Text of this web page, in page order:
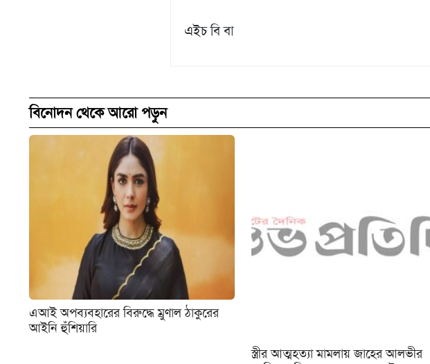
এইচ বি বা
বিনোদন থেকে আরো পড়ুন
এআই অপব্যবহারের বিরুদ্ধে ম্রুণাল ঠাকুরের
আইনি হুঁশিয়ারি
স্ত্রীর আত্মহত্যা মামলায় জাহের আলভীর